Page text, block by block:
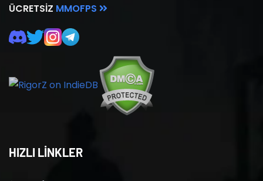
ÜCRETSIZ MMOFPS
HIZLI LİNKLER